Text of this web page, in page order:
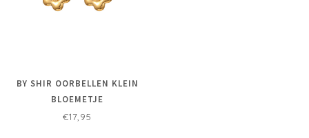
BY SHIR OORBELLEN KLEIN
BLOEMETJE
€17,95